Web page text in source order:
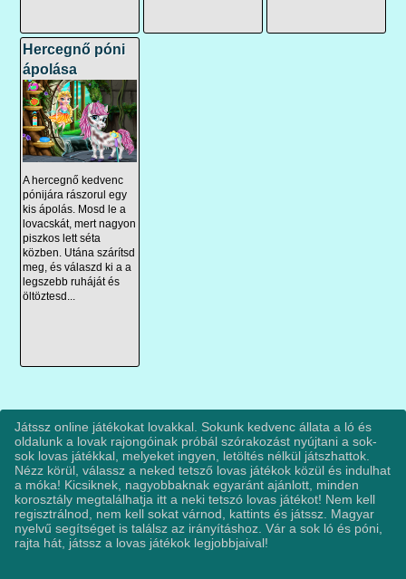
Hercegnő póni
ápolása
A hercegnő kedvenc
pónijára rászorul egy
kis ápolás. Mosd le a
lovacskát, mert nagyon
piszkos lett séta
közben. Utána szárítsd
meg, és válaszd ki a a
legszebb ruháját és
öltöztesd...
Játssz online játékokat lovakkal. Sokunk kedvenc állata a ló és
oldalunk a lovak rajongóinak próbál szórakozást nyújtani a sok-
sok lovas játékkal, melyeket ingyen, letöltés nélkül játszhattok.
Nézz körül, válassz a neked tetsző lovas játékok közül és indulhat
a móka! Kicsiknek, nagyobbaknak egyaránt ajánlott, minden
korosztály megtalálhatja itt a neki tetszó lovas játékot! Nem kell
regisztrálnod, nem kell sokat várnod, kattints és játssz. Magyar
nyelvű segítséget is találsz az irányításhoz. Vár a sok ló és póni,
rajta hát, játssz a lovas játékok legjobbjaival!